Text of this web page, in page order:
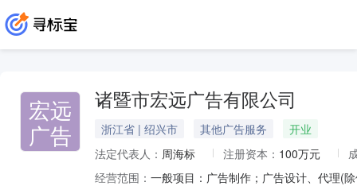
宏远
广告
诸暨市宏远广告有限公司
浙江省 | 绍兴市 其他广告服务
开业
法定代表人： 周海标 注册资本： 100万元
经营范围：